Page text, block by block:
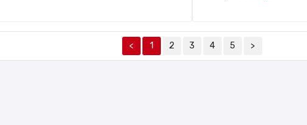
< 1 2 3 4 5 >